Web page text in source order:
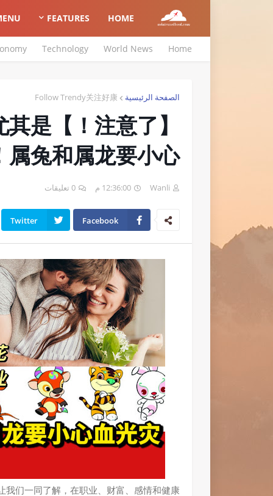
HOME
FEATURES
Home
World News
Technology
الصفحة الرئيسية Follow Trendy关注好康
尤其是
属兔和属龙要小心！！
Wanli 12:36:00 م 0 تعليقات
Facebook
Twitter
们一同了解，在职业、财富、感情和健康